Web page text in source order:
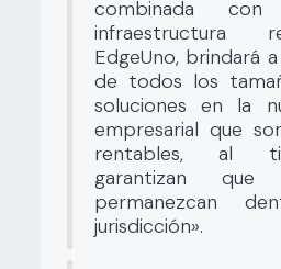
combinada
infraestructura
EdgeUno, brindará
de todos los
soluciones en la
empresarial que
rentables, al
garantizan
permanezcan
jurisdicción».